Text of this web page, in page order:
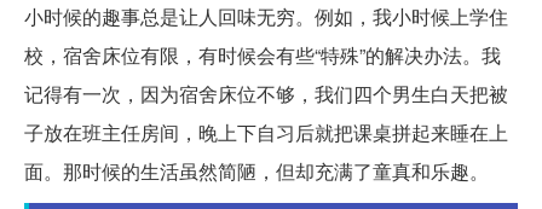
小时候的趣事总是让人回味无穷。例如，我小时候上学住
校，宿舍床位有限，有时候会有些“特殊”的解决办法。我
记得有一次，因为宿舍床位不够，我们四个男生白天把被
子放在班主任房间，晚上下自习后就把课桌拼起来睡在上
面。那时候的生活虽然简陋，但却充满了童真和乐趣。